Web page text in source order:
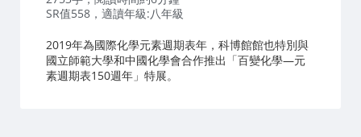
SR值558，適讀年級:八年級
2019年為國際化學元素週期表年，科博館館也特別與
國立師範大學和中國化學會合作推出「百變化學—元
素週期表150週年」特展。